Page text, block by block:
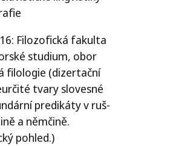
Filozofická fakul­ta
stu­di­um, obor
filo­lo­gie (dizer­tač­ní
tva­ry slo­ves­né
pre­di­ká­ty v ruš­
a něm­či­ně.
pohled.)